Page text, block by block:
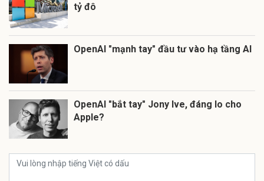
tỷ đô
OpenAI "mạnh tay" đầu tư vào hạ tầng AI
OpenAI "bắt tay" Jony Ive, đáng lo cho
Apple?